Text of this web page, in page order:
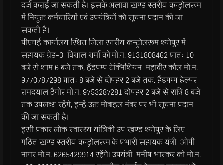
दर्ज कराई जा सकती है। इसके अलावा खण्ड स्तरीय कन्ट्रोलरूम
में नियुक्त कर्मचारियों एवं उपयंत्रियों को सूचना प्रदान की जा
सकती है।
पीएचई कार्यालय स्थित जिला स्तरीय कन्ट्रोलरूम श्योपुर में
सहायक ग्रेड-3 विशाल शर्मा को मो.न. 9131808462 प्रातः 10
बजे से शाम 6 बजे तक, हैंडपम्प टेक्निशियन महावीर कौल मो.न.
9770787298 प्रातः 8 बजे से दोपहर 2 बजे तक, हैंडपम्प हेल्पर
रामदयाल टैगोर मो.न. 9753287281 दोपहर 2 बजे से रात्रि 8 बजे
तक उपलब्ध रहेंगे, इन्हें उक्त मोबाइल नंबर पर भी सूचना प्रदान
की जा सकती है।
इसी प्रकार लोक स्वास्थ्य यांत्रिकी उप खण्ड श्योपुर के लिए
गठित खण्ड स्तरीय कन्ट्रोलरूम के प्रभारी सहायक यंत्री ओपी
नागर मो.न. 6265429914 रहेंगे। उपयंत्री मनीष भास्कर को मो.न.